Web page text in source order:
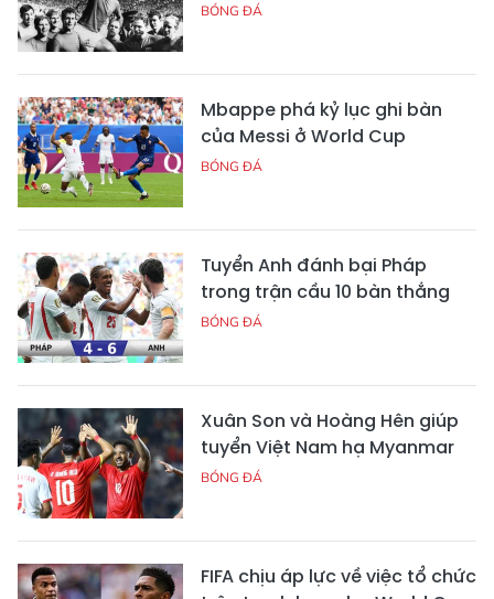
BÓNG ĐÁ
Mbappe phá kỷ lục ghi bàn
của Messi ở World Cup
BÓNG ĐÁ
Tuyển Anh đánh bại Pháp
trong trận cầu 10 bàn thắng
BÓNG ĐÁ
Xuân Son và Hoàng Hên giúp
tuyển Việt Nam hạ Myanmar
BÓNG ĐÁ
FIFA chịu áp lực về việc tổ chức